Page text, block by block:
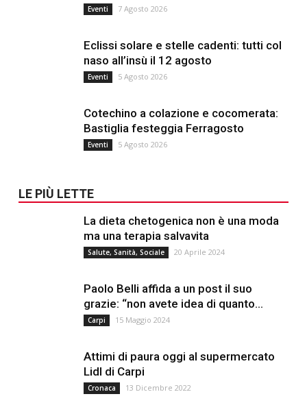
Eventi 7 Agosto 2026
Eclissi solare e stelle cadenti: tutti col
naso all’insù il 12 agosto
Eventi 5 Agosto 2026
Cotechino a colazione e cocomerata:
Bastiglia festeggia Ferragosto
Eventi 5 Agosto 2026
LE PIÙ LETTE
La dieta chetogenica non è una moda
ma una terapia salvavita
Salute, Sanità, Sociale 20 Aprile 2024
Paolo Belli affida a un post il suo
grazie: “non avete idea di quanto...
Carpi 15 Maggio 2024
Attimi di paura oggi al supermercato
Lidl di Carpi
Cronaca 13 Dicembre 2022